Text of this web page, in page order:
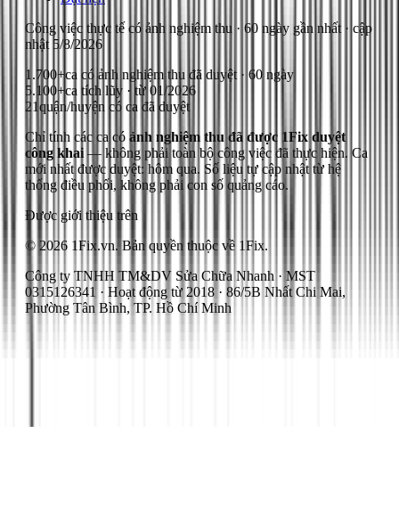
Công việc thực tế có ảnh nghiệm thu · 60 ngày gần nhất · cập
nhật 5/8/2026
1.700+ca có ảnh nghiệm thu đã duyệt · 60 ngày
5.100+ca tích lũy · từ 01/2026
21quận/huyện có ca đã duyệt
Chỉ tính các ca có ảnh nghiệm thu đã được 1Fix duyệt
công khai — không phải toàn bộ công việc đã thực hiện. Ca
mới nhất được duyệt: hôm qua. Số liệu tự cập nhật từ hệ
thống điều phối, không phải con số quảng cáo.
Được giới thiệu trên
© 2026 1Fix.vn. Bản quyền thuộc về 1Fix.
Công ty TNHH TM&DV Sửa Chữa Nhanh · MST
0315126341 · Hoạt động từ 2018 · 86/5B Nhất Chi Mai,
Phường Tân Bình, TP. Hồ Chí Minh